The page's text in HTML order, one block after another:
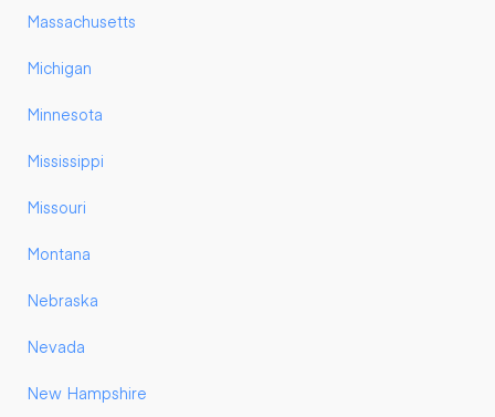
Massachusetts
Michigan
Minnesota
Mississippi
Missouri
Montana
Nebraska
Nevada
New Hampshire